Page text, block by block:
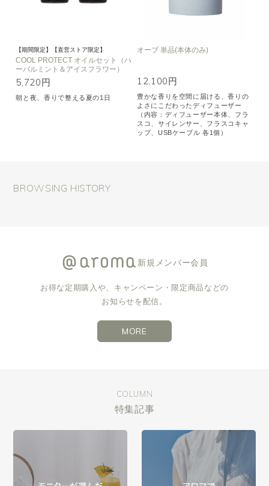
【期間限定】【直営ストア限定】
COOL PROTECT オイルセット（ハ
ーバルミント＆アイスフラワー）
5,720円
朝と夜、香りで整える夏の1日
オーブ 単品(本体のみ)
12,100円
豊かな香りを空間に届ける、香りの
よさにこだわったディフューザー
（内容：ディフューザー本体、フラ
スコ、サイレンサー、フラスコキャ
ップ、USBケーブル 各1個）
BROWSING HISTORY
新規メンバー会員
お得な定期購入や、キャンペーン・限定商品などの
お知らせを配信。
MORE
COLUMN
特集記事